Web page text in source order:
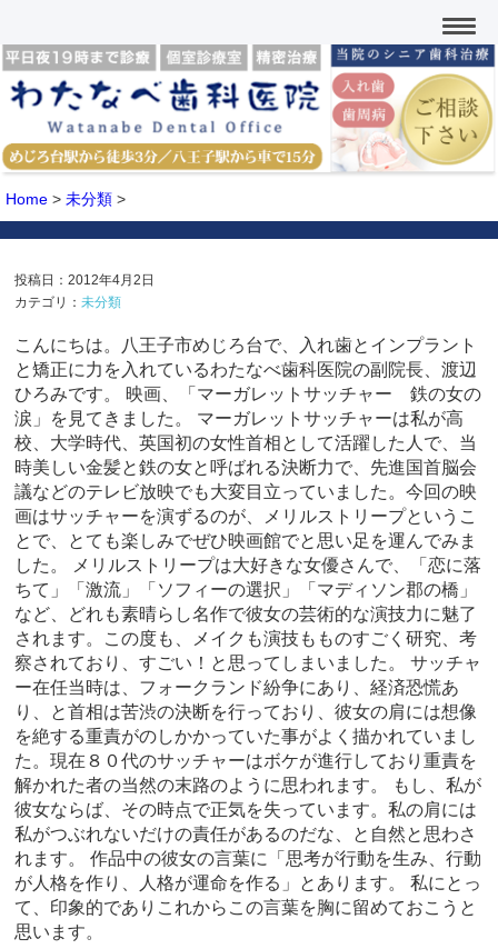
Home > 未分類 >
投稿日：2012年4月2日
カテゴリ：未分類
こんにちは。八王子市めじろ台で、入れ歯とインプラント
と矯正に力を入れているわたなべ歯科医院の副院長、渡辺
ひろみです。 映画、「マーガレットサッチャー 鉄の女の
涙」を見てきました。 マーガレットサッチャーは私が高
校、大学時代、英国初の女性首相として活躍した人で、当
時美しい金髪と鉄の女と呼ばれる決断力で、先進国首脳会
議などのテレビ放映でも大変目立っていました。今回の映
画はサッチャーを演ずるのが、メリルストリープというこ
とで、とても楽しみでぜひ映画館でと思い足を運んでみま
した。 メリルストリープは大好きな女優さんで、「恋に落
ちて」「激流」「ソフィーの選択」「マディソン郡の橋」
など、どれも素晴らし名作で彼女の芸術的な演技力に魅了
されます。この度も、メイクも演技もものすごく研究、考
察されており、すごい！と思ってしまいました。 サッチャ
ー在任当時は、フォークランド紛争にあり、経済恐慌あ
り、と首相は苦渋の決断を行っており、彼女の肩には想像
を絶する重責がのしかかっていた事がよく描かれていまし
た。現在８０代のサッチャーはボケが進行しており重責を
解かれた者の当然の末路のように思われます。 もし、私が
彼女ならば、その時点で正気を失っています。私の肩には
私がつぶれないだけの責任があるのだな、と自然と思わさ
れます。 作品中の彼女の言葉に「思考が行動を生み、行動
が人格を作り、人格が運命を作る」とあります。 私にとっ
て、印象的でありこれからこの言葉を胸に留めておこうと
思います。